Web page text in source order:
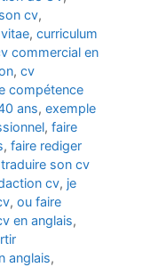
cv,
, curriculum
commercial en
, cv
compétence
ans, exemple
, faire
, faire rediger
son cv
cv, je
, ou faire
en anglais,
anglais,